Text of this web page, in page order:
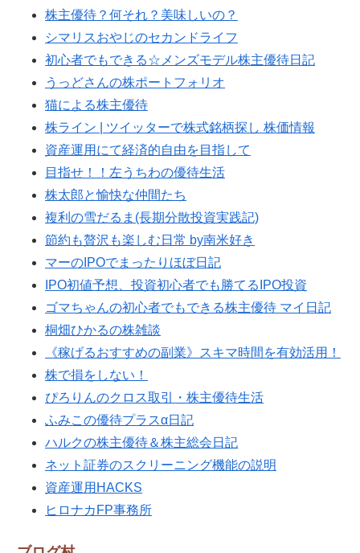
株主優待？何それ？美味しいの？
シマリスおやじのセカンドライフ
初心者でもできる☆メンズモデル株主優待日記
うっどさんの株ポートフォリオ
猫による株主優待
株ライン | ツイッターで株式銘柄探し 株価情報
資産運用にて経済的自由を目指して
目指せ！！左うちわの優待生活
株太郎と愉快な仲間たち
複利の雪だるま(長期分散投資実践記)
節約も贅沢も楽しむ日常 by南米好き
マーのIPOでまったりほぼ日記
IPO初値予想、投資初心者でも勝てるIPO投資
ゴマちゃんの初心者でもできる株主優待 マイ日記
桐畑ひかるの株雑談
《稼げるおすすめの副業》スキマ時間を有効活用！
株で損をしない！
ぴろりんのクロス取引・株主優待生活
ふみこの優待プラスα日記
ハルクの株主優待＆株主総会日記
ネット証券のスクリーニング機能の説明
資産運用HACKS
ヒロナカFP事務所